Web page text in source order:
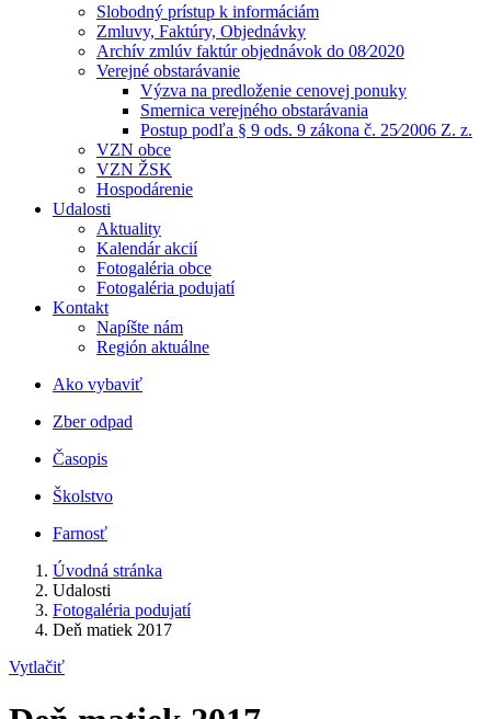
Slobodný prístup k informáciám
Zmluvy, Faktúry, Objednávky
Archív zmlúv faktúr objednávok do 08⁄2020
Verejné obstarávanie
Výzva na predloženie cenovej ponuky
Smernica verejného obstarávania
Postup podľa § 9 ods. 9 zákona č. 25⁄2006 Z. z.
VZN obce
VZN ŽSK
Hospodárenie
Udalosti
Aktuality
Kalendár akcií
Fotogaléria obce
Fotogaléria podujatí
Kontakt
Napíšte nám
Región aktuálne
Ako vybaviť
Zber odpad
Časopis
Školstvo
Farnosť
Úvodná stránka
Udalosti
Fotogaléria podujatí
Deň matiek 2017
Vytlačiť